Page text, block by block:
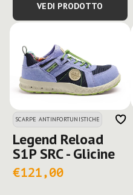
VEDI PRODOTTO
SCARPE ANTINFORTUNISTICHE
Legend Reload
S1P SRC - Glicine
€121,00